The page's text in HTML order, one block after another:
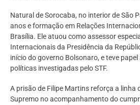
Natural de Sorocaba, no interior de São
anos e formação em Relações
Brasília. Ele atuou como assessor
Internacionais da Presidência da
início do governo Bolsonaro, e teve
políticas investigadas pelo STF.
A prisão de Filipe Martins reforça a linha
Supremo no acompanhamento do